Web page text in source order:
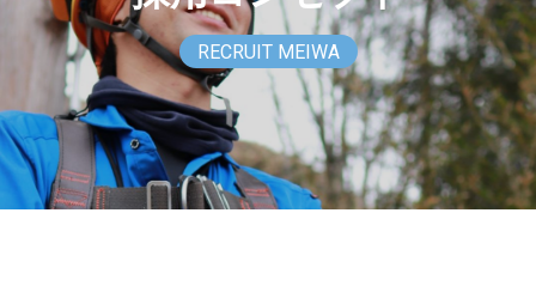
RECRUIT MEIWA